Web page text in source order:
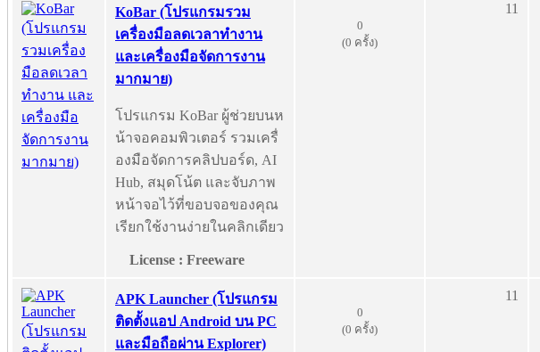
KoBar (โปรแกรมรวม
เครื่องมือลดเวลาทำงาน
และเครื่องมือจัดการงาน
มากมาย)
โปรแกรม KoBar ผู้ช่วยบนห
น้าจอคอมพิวเตอร์ รวมเครื่
องมือจัดการคลิปบอร์ด, AI
Hub, สมุดโน้ต และจับภาพ
หน้าจอไว้ที่ขอบจอของคุณ
เรียกใช้งานง่ายในคลิกเดียว
License : Freeware
0
(0 ครั้ง)
11
APK Launcher (โปรแกรม
ติดตั้งแอป Android บน PC
และมือถือผ่าน Explorer)
0
(0 ครั้ง)
11